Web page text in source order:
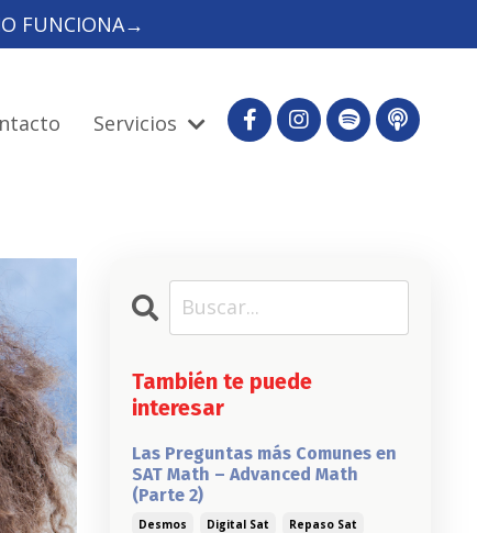
FUNCIONA→
Servicios
También te puede
interesar
Las Preguntas más Comunes en
SAT Math – Advanced Math
(Parte 2)
Desmos Digital Sat
Repaso Sat